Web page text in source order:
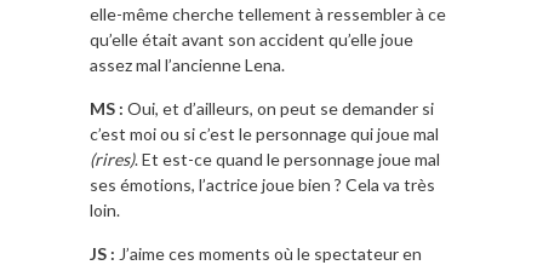
elle-même cherche tellement à ressembler à ce
qu’elle était avant son accident qu’elle joue
assez mal l’ancienne Lena.
MS : Oui, et d’ailleurs, on peut se demander si
c’est moi ou si c’est le personnage qui joue mal
(rires). Et est-ce quand le personnage joue mal
ses émotions, l’actrice joue bien ? Cela va très
loin.
JS : J’aime ces moments où le spectateur en